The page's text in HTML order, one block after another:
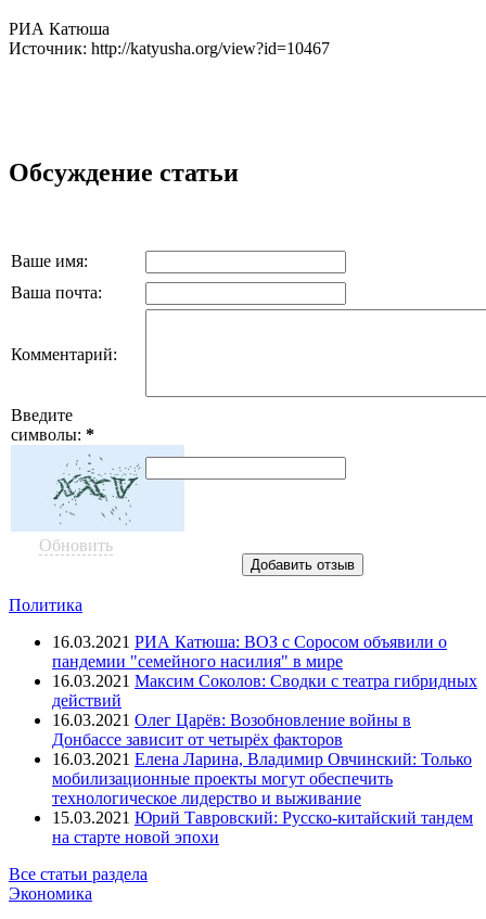
РИА Катюша
Источник: http://katyusha.org/view?id=10467
Обсуждение статьи
Ваше имя:
Ваша почта:
Комментарий:
Введите
символы: *
Обновить
Политика
16.03.2021 РИА Катюша: ВОЗ с Соросом объявили о
пандемии "семейного насилия" в мире
16.03.2021 Максим Соколов: Сводки с театра гибридных
действий
16.03.2021 Олег Царёв: Возобновление войны в
Донбассе зависит от четырёх факторов
16.03.2021 Елена Ларина, Владимир Овчинский: Только
мобилизационные проекты могут обеспечить
технологическое лидерство и выживание
15.03.2021 Юрий Тавровский: Русско-китайский тандем
на старте новой эпохи
Все статьи раздела
Экономика